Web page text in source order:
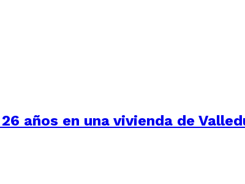
años en una vivienda de